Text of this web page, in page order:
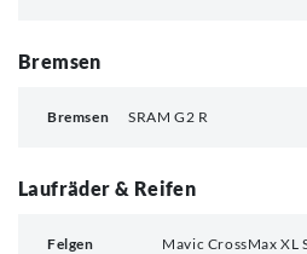
Bremsen
Bremsen SRAM G2 R
Laufräder & Reifen
Felgen
Mavic CrossMax XL